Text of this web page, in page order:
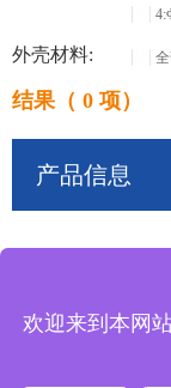
外壳材料:
结果（ 0 项）
产品信息
欢迎来到本网